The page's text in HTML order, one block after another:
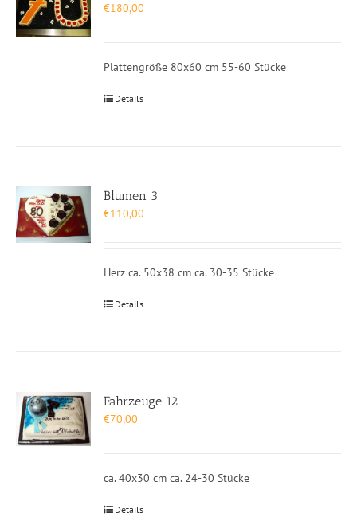
€180,00
Plattengröße 80x60 cm 55-60 Stücke
Details
Blumen 3
€110,00
Herz ca. 50x38 cm ca. 30-35 Stücke
Details
Fahrzeuge 12
€70,00
ca. 40x30 cm ca. 24-30 Stücke
Details